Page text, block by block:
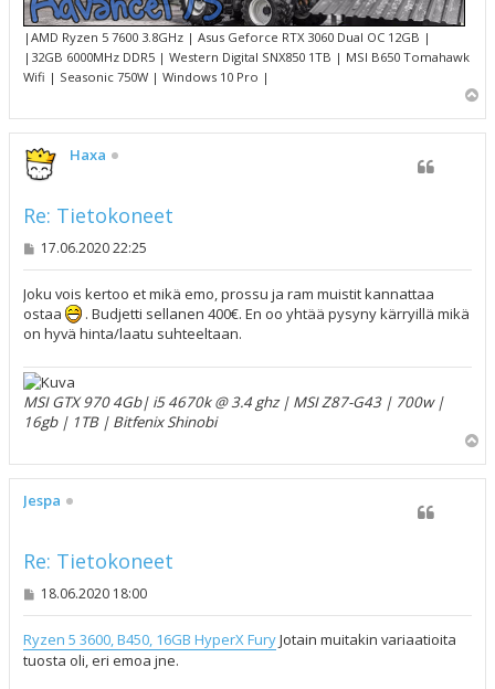
|AMD Ryzen 5 7600 3.8GHz | Asus Geforce RTX 3060 Dual OC 12GB |
|32GB 6000MHz DDR5 | Western Digital SNX850 1TB | MSI B650 Tomahawk
Wifi | Seasonic 750W | Windows 10 Pro |
ö
Haxa
Re: Tietokoneet
V
s
t
i
17.06.2020 22:25
Joku vois kertoo et mikä emo, prossu ja ram muistit kannattaa
ostaa
. Budjetti sellanen 400€. En oo yhtää pysyny kärryillä mikä
on hyvä hinta/laatu suhteeltaan.
MSI GTX 970 4Gb| i5 4670k @ 3.4 ghz | MSI Z87-G43 | 700w |
16gb | 1TB | Bitfenix Shinobi
ö
Jespa
Re: Tietokoneet
V
s
t
i
18.06.2020 18:00
Ryzen 5 3600, B450, 16GB HyperX FuryJotain muitakin variaatioita
tuosta oli, eri emoa jne.